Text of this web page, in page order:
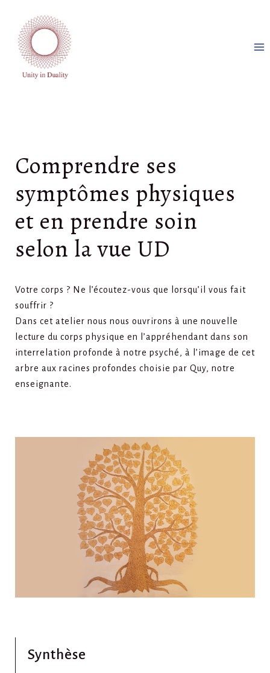
contenu
Comprendre ses
symptômes physiques
et en prendre soin
selon la vue UD
Votre corps ? Ne l’écoutez-vous que lorsqu’il vous fait
souffrir ?
Dans cet atelier nous nous ouvrirons à une nouvelle
lecture du corps physique en l’appréhendant dans son
interrelation profonde à notre psyché, à l’image de cet
arbre aux racines profondes choisie par Quy, notre
enseignante.
Synthèse